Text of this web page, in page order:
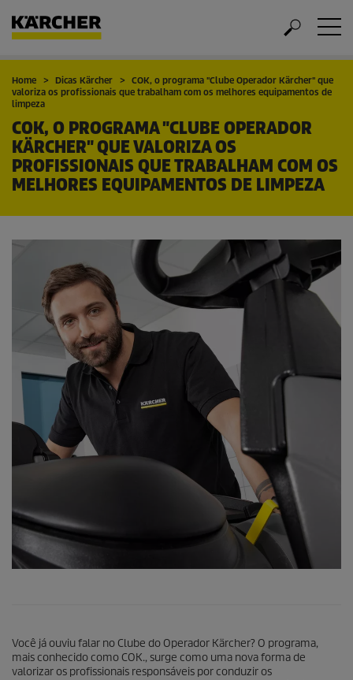
Home Dicas Kärcher
COK, o programa "Clube Operador Kärcher" que
valoriza os profissionais que trabalham com os melhores equipamentos de
limpeza
COK, O PROGRAMA "CLUBE OPERADOR
KÄRCHER" QUE VALORIZA OS
PROFISSIONAIS QUE TRABALHAM COM OS
MELHORES EQUIPAMENTOS DE LIMPEZA
Você já ouviu falar no Clube do Operador Kärcher? O programa,
mais conhecido como COK., surge como uma nova forma de
valorizar os profissionais responsáveis por conduzir os